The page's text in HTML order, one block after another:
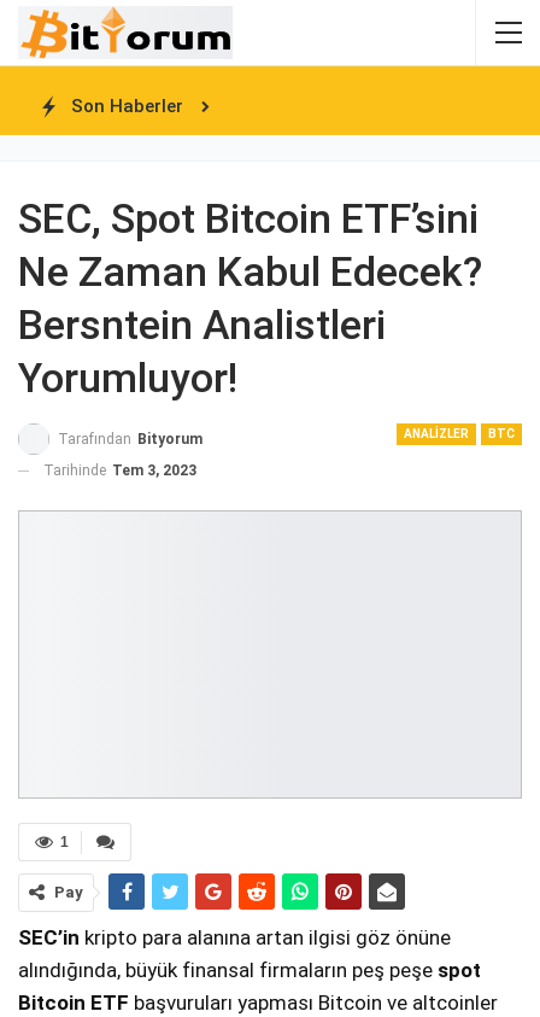
Son Haberler
SEC, Spot Bitcoin ETF’sini
Ne Zaman Kabul Edecek?
Bersntein Analistleri
Yorumluyor!
ANALIZLER BTC
Tarafından Bityorum
Tarihinde Tem 3, 2023
1
Pay
SEC’in kripto para alanına artan ilgisi göz önüne
alındığında, büyük finansal firmaların peş peşe spot
Bitcoin ETF başvuruları yapması Bitcoin ve altcoinler